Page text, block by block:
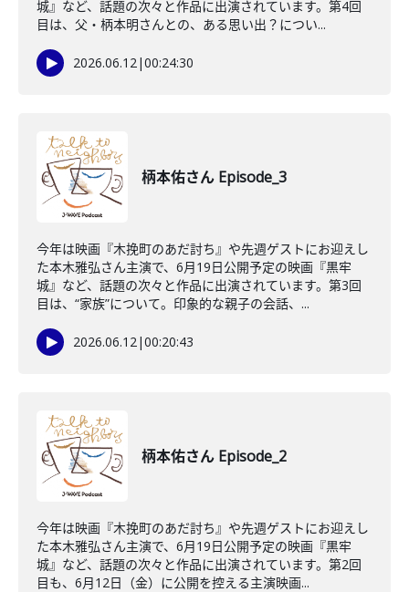
城』など、話題の次々と作品に出演されています。第4回
目は、父・柄本明さんとの、ある思い出？につい...
2026.06.12|00:24:30
柄本佑さん Episode_3
今年は映画『木挽町のあだ討ち』や先週ゲストにお迎えし
た本木雅弘さん主演で、6月19日公開予定の映画『黒牢
城』など、話題の次々と作品に出演されています。第3回
目は、“家族”について。印象的な親子の会話、...
2026.06.12|00:20:43
柄本佑さん Episode_2
今年は映画『木挽町のあだ討ち』や先週ゲストにお迎えし
た本木雅弘さん主演で、6月19日公開予定の映画『黒牢
城』など、話題の次々と作品に出演されています。第2回
目も、6月12日（金）に公開を控える主演映画...